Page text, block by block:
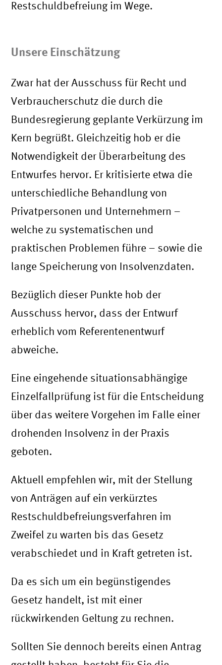
Restschuldbefreiung im Wege.
Unsere Einschätzung
Zwar hat der Ausschuss für Recht und
Verbraucherschutz die durch die
Bundesregierung geplante Verkürzung im
Kern begrüßt. Gleichzeitig hob er die
Notwendigkeit der Überarbeitung des
Entwurfes hervor. Er kritisierte etwa die
unterschiedliche Behandlung von
Privatpersonen und Unternehmern –
welche zu systematischen und
praktischen Problemen führe – sowie die
lange Speicherung von Insolvenzdaten.
Bezüglich dieser Punkte hob der
Ausschuss hervor, dass der Entwurf
erheblich vom Referentenentwurf
abweiche.
Eine eingehende situationsabhängige
Einzelfallprüfung ist für die Entscheidung
über das weitere Vorgehen im Falle einer
drohenden Insolvenz in der Praxis
geboten.
Aktuell empfehlen wir, mit der Stellung
von Anträgen auf ein verkürztes
Restschuldbefreiungsverfahren im
Zweifel zu warten bis das Gesetz
verabschiedet und in Kraft getreten ist.
Da es sich um ein begünstigendes
Gesetz handelt, ist mit einer
rückwirkenden Geltung zu rechnen.
Sollten Sie dennoch bereits einen Antrag